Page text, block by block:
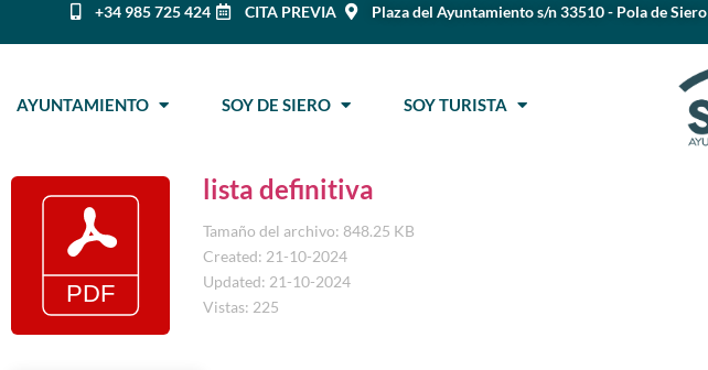
+34 985 725 424 CITA PREVIA Plaza del Ayuntamiento s/n 33510 - Pola de Siero
AYUNTAMIENTO SOY DE SIERO SOY TURISTA
lista definitiva
Tamaño del archivo: 848.25 KB
Created: 21-10-2024
Updated: 21-10-2024
Vistas: 225